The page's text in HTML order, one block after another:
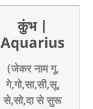
कुंभ
Aquarius
(जेकर नाम गू,
गे,गो,सा,सी,सू,
से,सो,दा से सुरू